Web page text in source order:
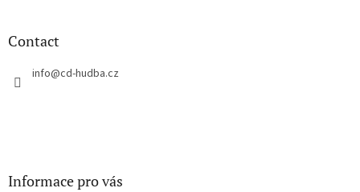
Contact
info@cd-hudba.cz
Informace pro vás